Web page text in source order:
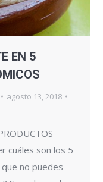
EN 5
agosto 13, 2018
cuáles son los 5
no puedes